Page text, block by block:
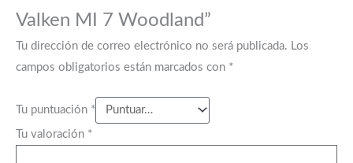
Valken MI 7 Woodland”
Tu dirección de correo electrónico no será publicada. Los
campos obligatorios están marcados con *
Tu puntuación *
Tu valoración *